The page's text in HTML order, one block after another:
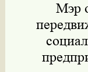
Мэр